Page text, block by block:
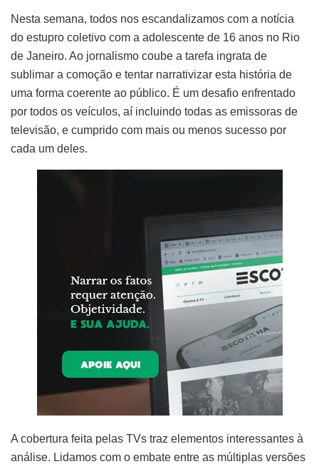
Nesta semana, todos nos escandalizamos com a notícia
do estupro coletivo com a adolescente de 16 anos no Rio
de Janeiro. Ao jornalismo coube a tarefa ingrata de
sublimar a comoção e tentar narrativizar esta história de
uma forma coerente ao público. É um desafio enfrentado
por todos os veículos, aí incluindo todas as emissoras de
televisão, e cumprido com mais ou menos sucesso por
cada um deles.
A cobertura feita pelas TVs traz elementos interessantes à
análise. Lidamos com o embate entre as múltiplas versões